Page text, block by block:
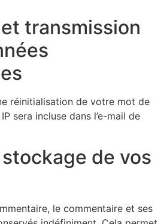
transmission
réinitialisation de votre mot de
sera incluse dans l’e-mail de
de vos
le commentaire et ses